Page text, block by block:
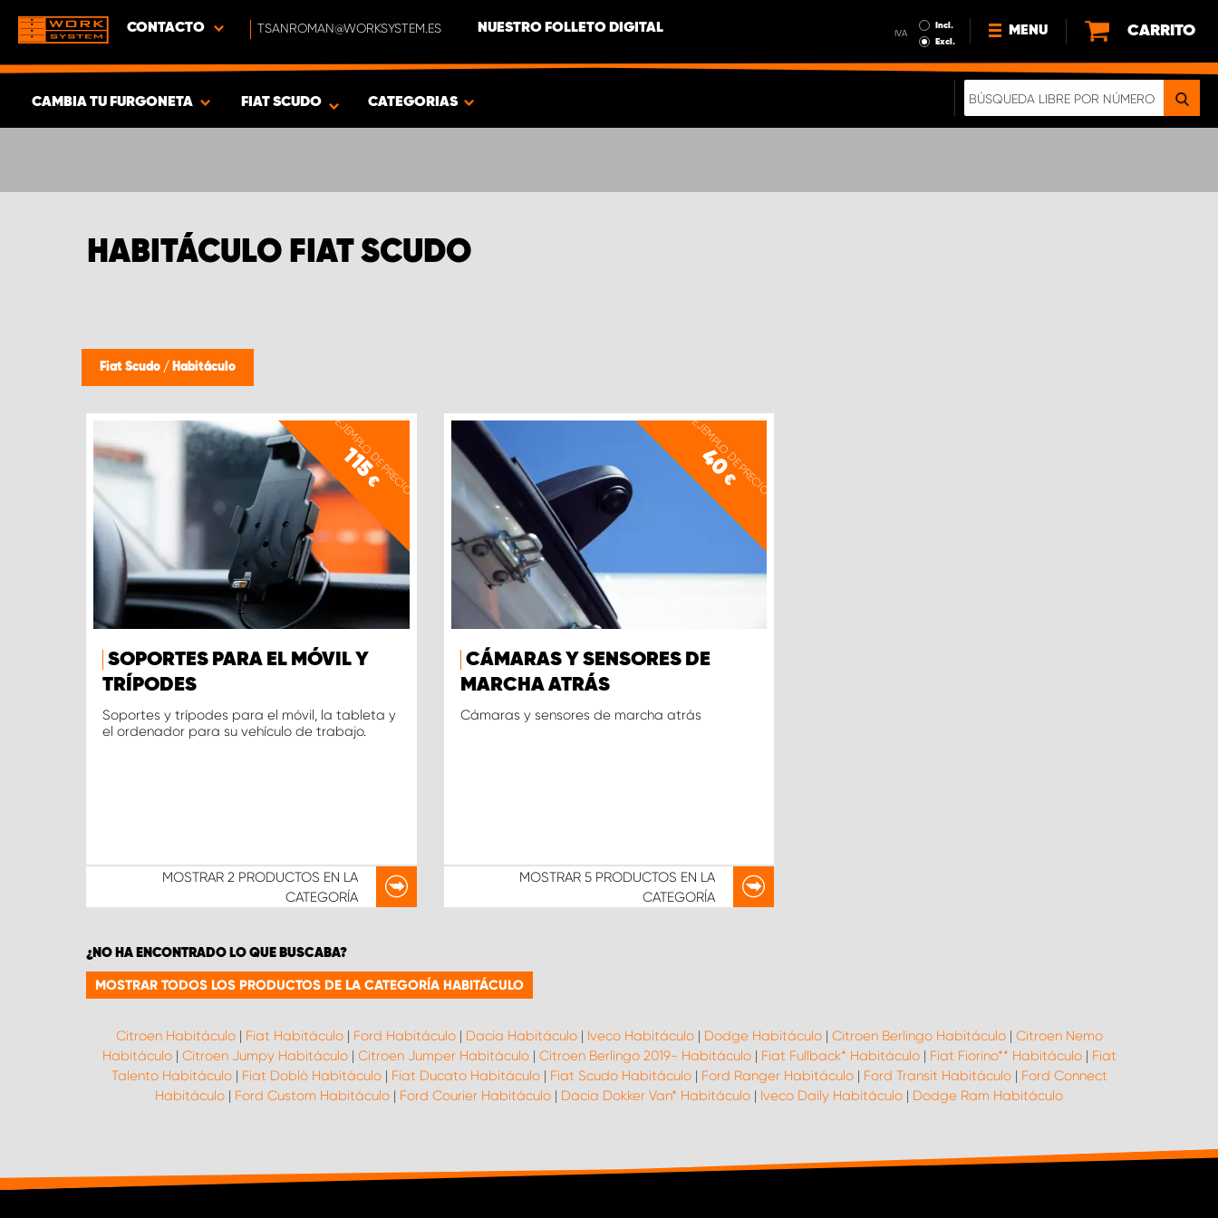
CONTACTO TSANROMAN@WORKSYSTEM.ES NUESTRO FOLLETO DIGITAL IVA
Incl.
Excl.
MENU
NOTICIAS
CARRITO
CAMBIA TU FURGONETA
PRODUCTOS
FIAT SCUDO CATEGORIAS
HABITÁCULO FIAT SCUDO
Fiat Scudo / Habitáculo
EJEMPLO DE PRECIO
115
€
SOPORTES PARA EL MÓVIL Y
TRÍPODES
Soportes y trípodes para el móvil, la tableta y
el ordenador para su vehículo de trabajo.
MOSTRAR 2 PRODUCTOS EN LA
CATEGORÍA
EJEMPLO DE PRECIO
40
€
CÁMARAS Y SENSORES DE
MARCHA ATRÁS
Cámaras y sensores de marcha atrás
MOSTRAR5 PRODUCTOS EN LA
CATEGORÍA
¿NO HA ENCONTRADO LO QUE BUSCABA?
MOSTRAR TODOS LOS PRODUCTOS DE LA CATEGORÍA HABITÁCULO
Citroen Habitáculo| Fiat Habitáculo| Ford Habitáculo| Dacia Habitáculo| Iveco Habitáculo| Dodge Habitáculo| Citroen Berlingo Habitáculo| Citroen Nemo
Habitáculo| Citroen Jumpy Habitáculo| Citroen Jumper Habitáculo| Citroen Berlingo 2019- Habitáculo| Fiat Fullback* Habitáculo| Fiat Fiorino** Habitáculo| Fiat
Talento Habitáculo| Fiat Doblò Habitáculo| Fiat Ducato Habitáculo| Fiat Scudo Habitáculo| Ford Ranger Habitáculo| Ford Transit Habitáculo| Ford Connect
Habitáculo | Ford Custom Habitáculo | Ford Courier Habitáculo | Dacia Dokker Van* Habitáculo | Iveco Daily Habitáculo | Dodge Ram Habitáculo